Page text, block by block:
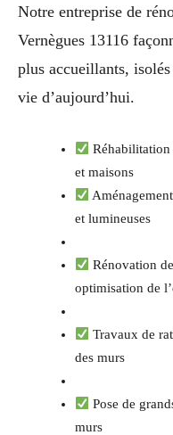
Notre entreprise de
Vernègues 13116
plus accueillants,
vie d’aujourd’hui.
Réhabilitation
et maisons
et lumineuses
Rénovation
optimisation de
Travaux de
des murs
Pose de
murs